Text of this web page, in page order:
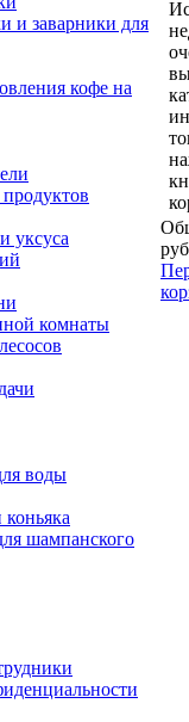
и заварники для
кофе на
уксуса
комнаты
воды
шампанского